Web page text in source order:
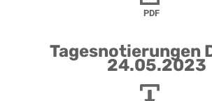
PDF
Tagesnotierungen
24.05.2023